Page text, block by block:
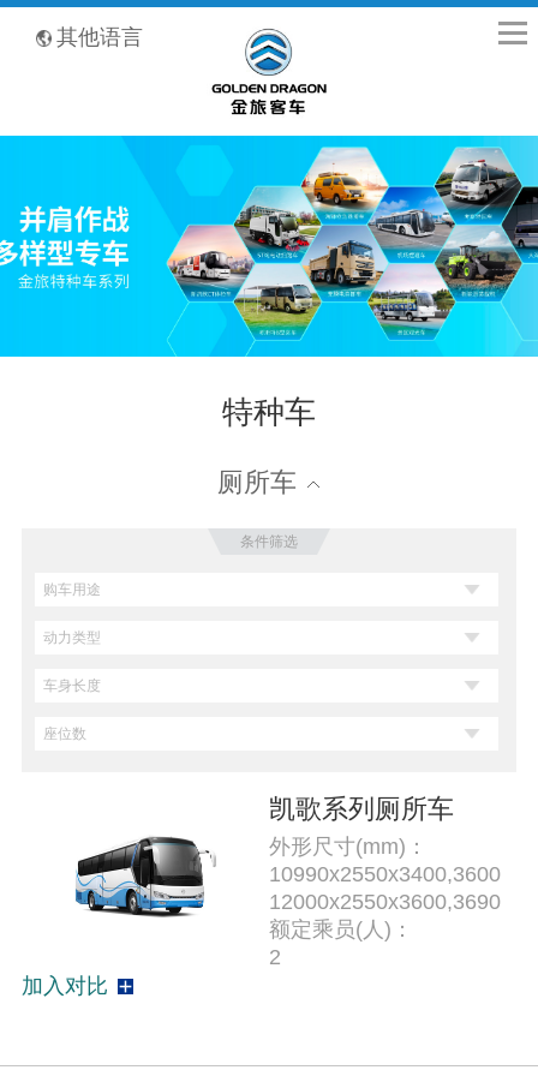
其他语言
特种车
厕所车
条件筛选
凯歌系列厕所车
外形尺寸(mm)：
10990x2550x3400,3600
12000x2550x3600,3690
额定乘员(人)：
2
加入对比